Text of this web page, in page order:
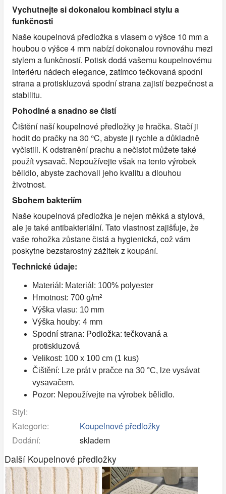
Vychutnejte si dokonalou kombinaci stylu a
funkčnosti
Naše koupelnová předložka s vlasem o výšce 10 mm a
houbou o výšce 4 mm nabízí dokonalou rovnováhu mezi
stylem a funkčností. Potisk dodá vašemu koupelnovému
interiéru nádech elegance, zatímco tečkovaná spodní
strana a protiskluzová spodní strana zajistí bezpečnost a
stabilitu.
Pohodlné a snadno se čistí
Čištění naší koupelnové předložky je hračka. Stačí ji
hodit do pračky na 30 °C, abyste ji rychle a důkladně
vyčistili. K odstranění prachu a nečistot můžete také
použít vysavač. Nepoužívejte však na tento výrobek
bělidlo, abyste zachovali jeho kvalitu a dlouhou
životnost.
Sbohem bakteriím
Naše koupelnová předložka je nejen měkká a stylová,
ale je také antibakteriální. Tato vlastnost zajišťuje, že
vaše rohožka zůstane čistá a hygienická, což vám
poskytne bezstarostný zážitek z koupání.
Technické údaje:
Materiál: Materiál: 100% polyester
Hmotnost: 700 g/m²
Výška vlasu: 10 mm
Výška houby: 4 mm
Spodní strana: Podložka: tečkovaná a
protiskluzová
Velikost: 100 x 100 cm (1 kus)
Čištění: Lze prát v pračce na 30 °C, lze vysávat
vysavačem.
Pozor: Nepoužívejte na výrobek bělidlo.
Styl:
Kategorie:
Koupelnové předložky
Dodání:
skladem
Další Koupelnové předložky